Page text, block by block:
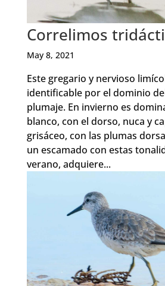
Correlimos
May 8, 2021
Este gregario y nervioso
identificable por el dominio
plumaje. En invierno es
blanco, con el dorso, nuca y
grisáceo, con las plumas
un escamado con estas
verano, adquiere...